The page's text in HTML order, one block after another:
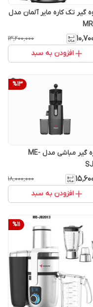
گیر تک کاره مایر آلمان مدل
۱۳٬۲۰۰٬۰۰۰
افزودن به سبد
%13
عصاره گیر مباشی مدل ME-
۱۸٬۰۰۰٬۰۰۰
افزودن به سبد
%11